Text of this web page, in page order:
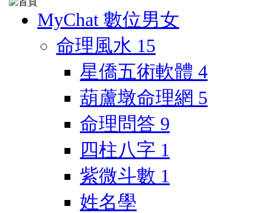
MyChat 數位男女
命理風水 15
星僑五術軟體 4
葫蘆墩命理網 5
命理問答 9
四柱八字 1
紫微斗數 1
姓名學